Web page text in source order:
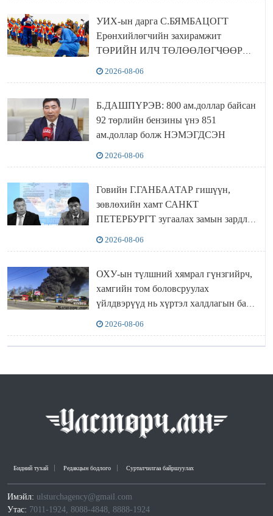
УИХ-ын дарга С.БЯМБАЦОГТ
Ерөнхийлөгчийн захирамжит
ТӨРИЙН ИЛЧ ТӨЛӨӨЛӨГЧӨӨР
2026-08-06
Б.ДАШПҮРЭВ: 800 ам.доллар байсан
92 төрлийн бензины үнэ 851
ам.доллар болж НЭМЭГДСЭН
2026-08-06
Говийн Г.ГАНБААТАР гишүүн,
зөвлөхийн хамт САНКТ
ПЕТЕРБУРГТ зугаалах замын зардлаа
2026-08-06
ОХУ-ын түлшний хямрал гүнзгийрч,
хамгийн том боловсруулах
үйлдвэрүүд нь хүртэл халдлагын бай
2026-08-06
Бидний тухай Редакцын бодлого Сурталчилгаа байршуулах
Имэйл: ulsturchagency@gmail.com
Утас: 7011-1924, 8088-4848, 8888-1924